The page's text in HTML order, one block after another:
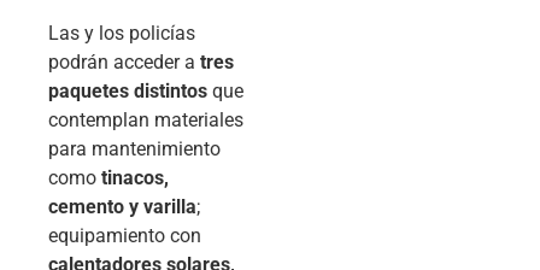
Las y los policías
podrán acceder a tres
paquetes distintos que
contemplan materiales
para mantenimiento
como tinacos,
cemento y varilla;
equipamiento con
calentadores solares,